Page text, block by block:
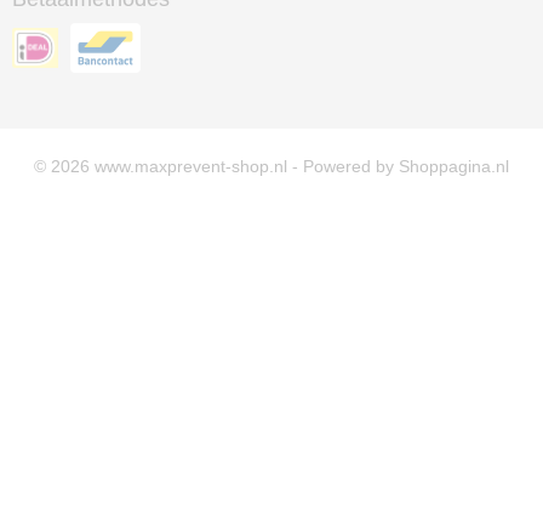
© 2026 www.maxprevent-shop.nl - Powered by Shoppagina.nl